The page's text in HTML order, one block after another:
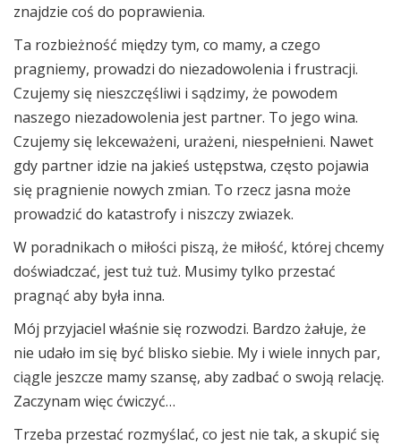
znajdzie coś do poprawienia.
Ta rozbieżność między tym, co mamy, a czego
pragniemy, prowadzi do niezadowolenia i frustracji.
Czujemy się nieszczęśliwi i sądzimy, że powodem
naszego niezadowolenia jest partner. To jego wina.
Czujemy się lekceważeni, urażeni, niespełnieni. Nawet
gdy partner idzie na jakieś ustępstwa, często pojawia
się pragnienie nowych zmian. To rzecz jasna może
prowadzić do katastrofy i niszczy zwiazek.
W poradnikach o miłości piszą, że miłość, której chcemy
doświadczać, jest tuż tuż. Musimy tylko przestać
pragnąć aby była inna.
Mój przyjaciel właśnie się rozwodzi. Bardzo żałuje, że
nie udało im się być blisko siebie. My i wiele innych par,
ciągle jeszcze mamy szansę, aby zadbać o swoją relację.
Zaczynam więc ćwiczyć…
Trzeba przestać rozmyślać, co jest nie tak, a skupić się